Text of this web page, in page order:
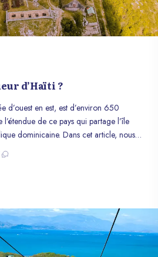
d’Haïti ?
d’ouest en est, est d’environ 650
de ce pays qui partage l’île
dominicaine. Dans cet article, nous
géographiques d’Haïti, ainsi que
l’organisation du pays.